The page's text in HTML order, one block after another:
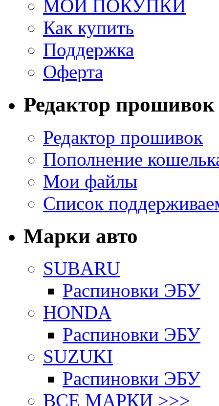
МОИ ПОКУПКИ
Как купить
Поддержка
Оферта
Редактор прошивок
Редактор прошивок
Пополнение
Мои файлы
Список
Марки авто
SUBARU
Распиновки ЭБУ
HONDA
Распиновки ЭБУ
SUZUKI
Распиновки ЭБУ
ВСЕ МАРКИ >>>